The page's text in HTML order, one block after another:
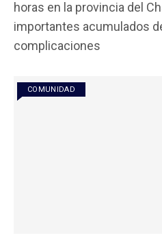
b
o
k
er s
A
p
horas en la provincia del
importantes acumulados
complicaciones
COMUNIDAD